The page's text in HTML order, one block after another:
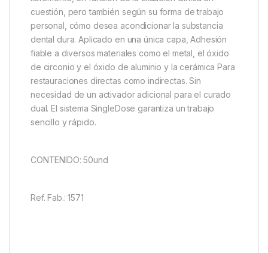
cuestión, pero también según su forma de trabajo
personal, cómo desea acondicionar la substancia
dental dura. Aplicado en una única capa, Adhesión
fiable a diversos materiales como el metal, el óxido
de circonio y el óxido de aluminio y la cerámica Para
restauraciones directas como indirectas. Sin
necesidad de un activador adicional para el curado
dual. El sistema SingleDose garantiza un trabajo
sencillo y rápido.
CONTENIDO: 50und
Ref. Fab.: 1571